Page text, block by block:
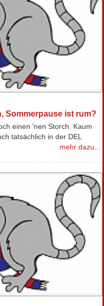
Sommerpause ist rum?
einen 'nen Storch. Kaum
tatsächlich in der DEL
mehr dazu...